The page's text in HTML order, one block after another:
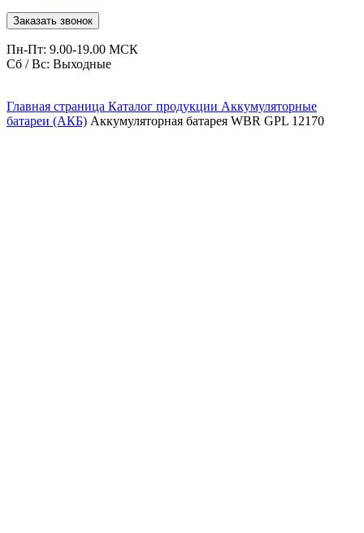
Заказать звонок
Пн-Пт: 9.00-19.00 МСК
Сб / Вс: Выходные
Главная страница Каталог продукции Аккумуляторные
батареи (АКБ) Аккумуляторная батарея WBR GPL 12170